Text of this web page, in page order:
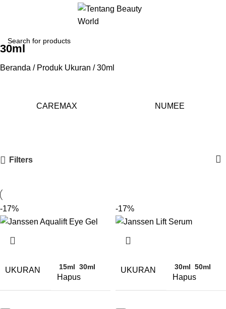
30ml
Beranda Produk Ukuran 30ml
CAREMAX NUMEE
Filters
-17%
UKURAN 15ml 30ml
Hapus
-17%
UKURAN 30ml 50ml
Hapus